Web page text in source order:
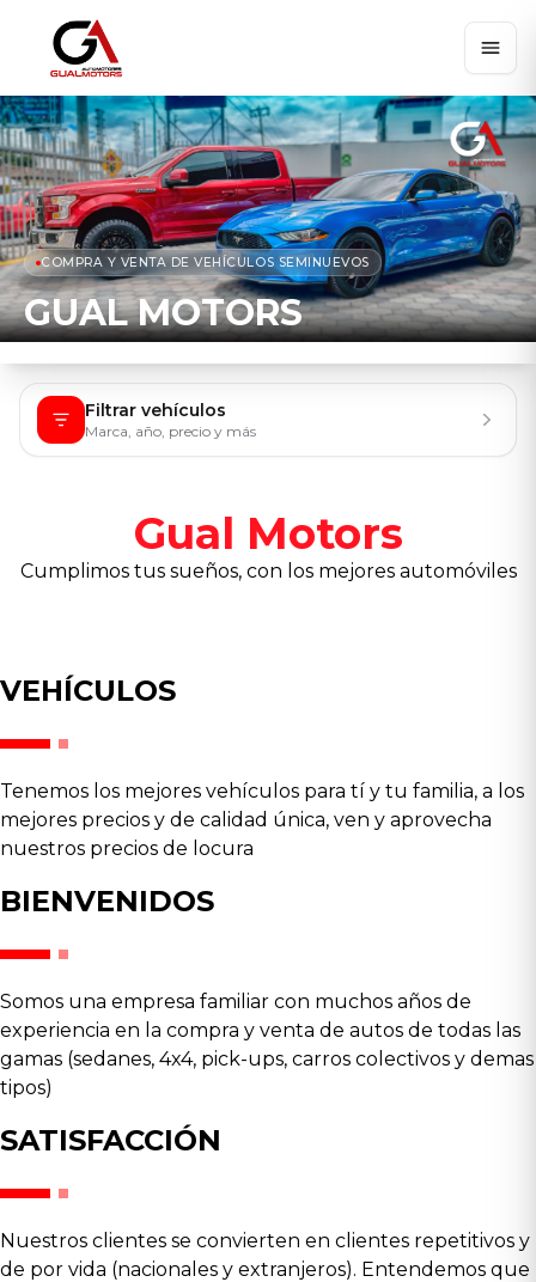
COMPRA Y VENTA DE VEHÍCULOS SEMINUEVOS
GUAL MOTORS
Filtrar vehículos
Marca, año, precio y más
Gual Motors
Cumplimos tus sueños, con los mejores automóviles
VEHÍCULOS
Tenemos los mejores vehículos para tí y tu familia, a los
mejores precios y de calidad única, ven y aprovecha
nuestros precios de locura
BIENVENIDOS
Somos una empresa familiar con muchos años de
experiencia en la compra y venta de autos de todas las
gamas (sedanes, 4x4, pick-ups, carros colectivos y demas
tipos)
SATISFACCIÓN
Nuestros clientes se convierten en clientes repetitivos y
de por vida (nacionales y extranjeros). Entendemos que